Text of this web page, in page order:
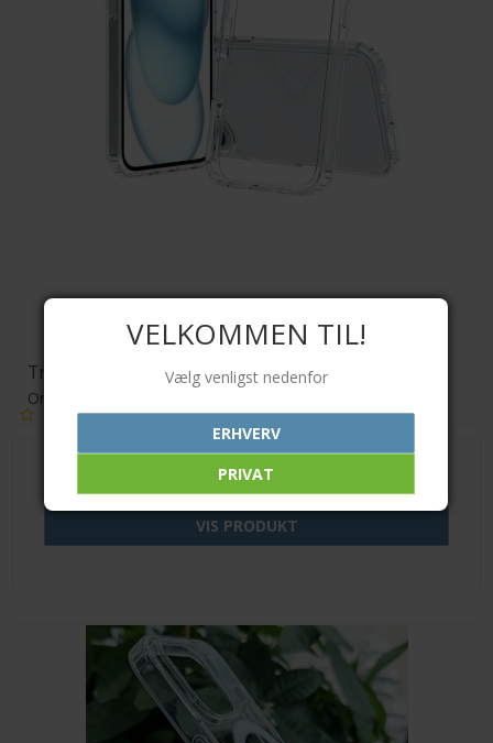
Transparent TPU cover
Orient
VIS PRODUKT
VELKOMMEN TIL!
Vælg venligst nedenfor
ERHVERV
PRIVAT